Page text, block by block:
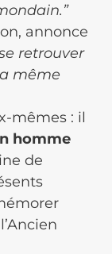
annonce
retrouver
même
mêmes : il
homme
de